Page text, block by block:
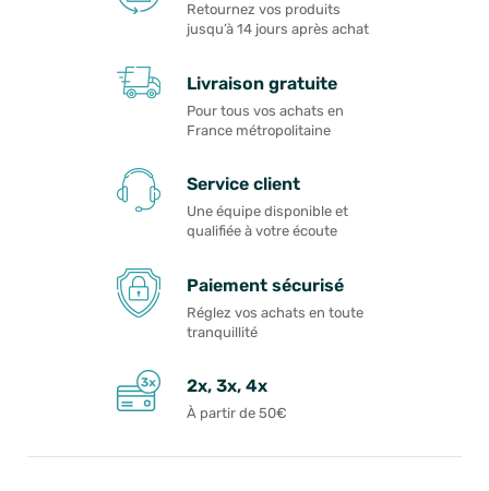
Retournez vos produits
jusqu’à 14 jours après achat
Livraison gratuite
Pour tous vos achats en
France métropolitaine
Service client
Une équipe disponible et
qualifiée à votre écoute
Paiement sécurisé
Réglez vos achats en toute
tranquillité
2x, 3x, 4x
À partir de 50€